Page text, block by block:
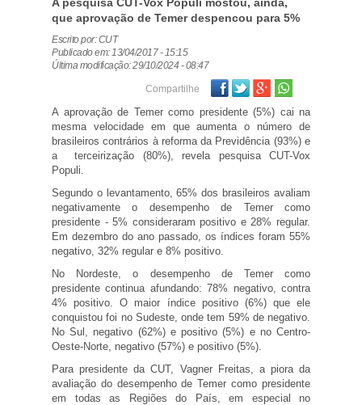
que aprovação de Temer despencou para 5%
Escrito por: CUT
Publicado em: 13/04/2017 - 15:15
Última modificação: 29/10/2024 - 08:47
Compartilhe Facebook
TwitterGoogle Plus
A aprovação de Temer como presidente (5%) cai na
mesma velocidade em que aumenta o número de
brasileiros contrários à reforma da Previdência (93%) e
a terceirização (80%), revela pesquisa CUT-Vox
Populi.
Segundo o levantamento, 65% dos brasileiros avaliam
negativamente o desempenho de Temer como
presidente - 5% consideraram positivo e 28% regular.
Em dezembro do ano passado, os índices foram 55%
negativo, 32% regular e 8% positivo.
No Nordeste, o desempenho de Temer como
presidente continua afundando: 78% negativo, contra
4% positivo. O maior índice positivo (6%) que ele
conquistou foi no Sudeste, onde tem 59% de negativo.
No Sul, negativo (62%) e positivo (5%) e no Centro-
Oeste-Norte, negativo (57%) e positivo (5%).
Para presidente da CUT, Vagner Freitas, a piora da
avaliação do desempenho de Temer como presidente
em todas as Regiões do País, em especial no